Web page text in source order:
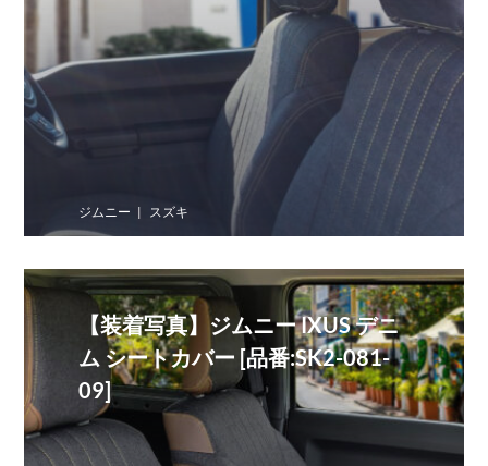
ジムニー スズキ
【装着写真】ジムニー IXUS デニ
ム シートカバー [品番:SK2-081-
09]